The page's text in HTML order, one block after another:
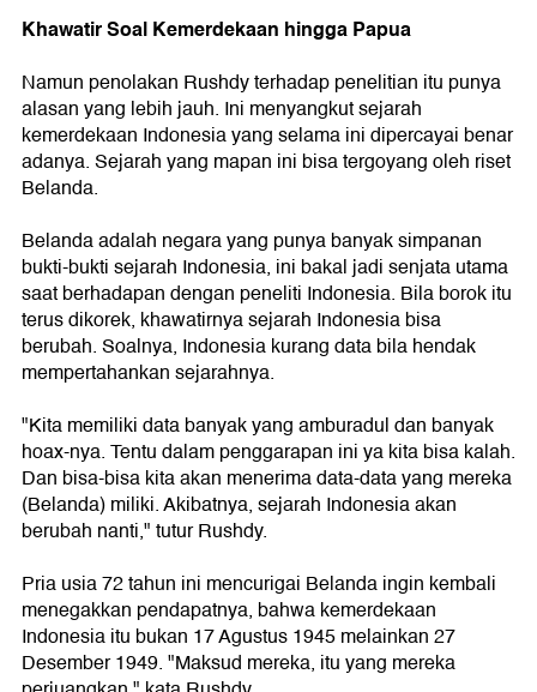
Khawatir Soal Kemerdekaan hingga Papua
Namun penolakan Rushdy terhadap penelitian itu punya
alasan yang lebih jauh. Ini menyangkut sejarah
kemerdekaan Indonesia yang selama ini dipercayai benar
adanya. Sejarah yang mapan ini bisa tergoyang oleh riset
Belanda.
Belanda adalah negara yang punya banyak simpanan
bukti-bukti sejarah Indonesia, ini bakal jadi senjata utama
saat berhadapan dengan peneliti Indonesia. Bila borok itu
terus dikorek, khawatirnya sejarah Indonesia bisa
berubah. Soalnya, Indonesia kurang data bila hendak
mempertahankan sejarahnya.
"Kita memiliki data banyak yang amburadul dan banyak
hoax-nya. Tentu dalam penggarapan ini ya kita bisa kalah.
Dan bisa-bisa kita akan menerima data-data yang mereka
(Belanda) miliki. Akibatnya, sejarah Indonesia akan
berubah nanti," tutur Rushdy.
Pria usia 72 tahun ini mencurigai Belanda ingin kembali
menegakkan pendapatnya, bahwa kemerdekaan
Indonesia itu bukan 17 Agustus 1945 melainkan 27
Desember 1949. "Maksud mereka, itu yang mereka